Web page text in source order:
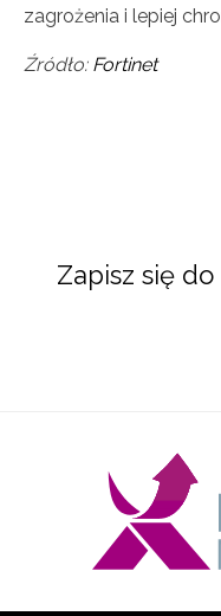
zagrożenia i lepiej
Źródło: Fortinet
Zapisz się